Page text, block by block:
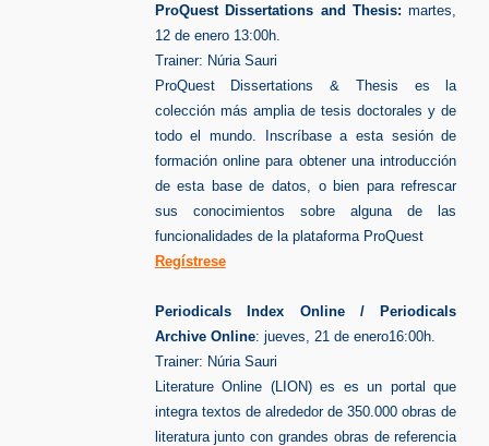
ProQuest Dissertations and Thesis:martes,
12 de enero 13:00h.
Trainer: Núria Sauri
ProQuest Dissertations & Thesis es la
colección más amplia de tesis doctorales y de
todo el mundo. Inscríbase a esta sesión de
formación online para obtener una introducción
de esta base de datos, o bien para refrescar
sus conocimientos sobre alguna de las
funcionalidades de la plataforma ProQuest
Regístrese
Periodicals Index Online / Periodicals
Archive Online: jueves, 21 de enero16:00h.
Trainer: Núria Sauri
Literature Online (LION) es es un portal que
integra textos de alrededor de 350.000 obras de
literatura junto con grandes obras de referencia